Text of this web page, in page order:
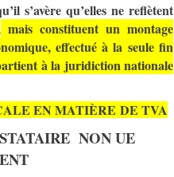
s’avère qu’elles ne reflètent
mais constituent un montage
effectué à la seule fin
à la juridiction nationale
EN MATIÈRE DE TVA
NON UE